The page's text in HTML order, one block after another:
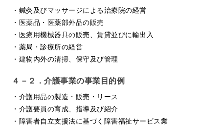
・鍼灸及びマッサージによる治療院の経営
・医薬品・医薬部外品の販売
・医療用機械器具の販売、賃貸並びに輸出入
・薬局・診療所の経営
・建物内外の清掃、保守及び管理
４－２．介護事業の事業目的例
・介護用品の製造・販売・リース
・介護要員の育成、指導及び紹介
・障害者自立支援法に基づく障害福祉サービス業